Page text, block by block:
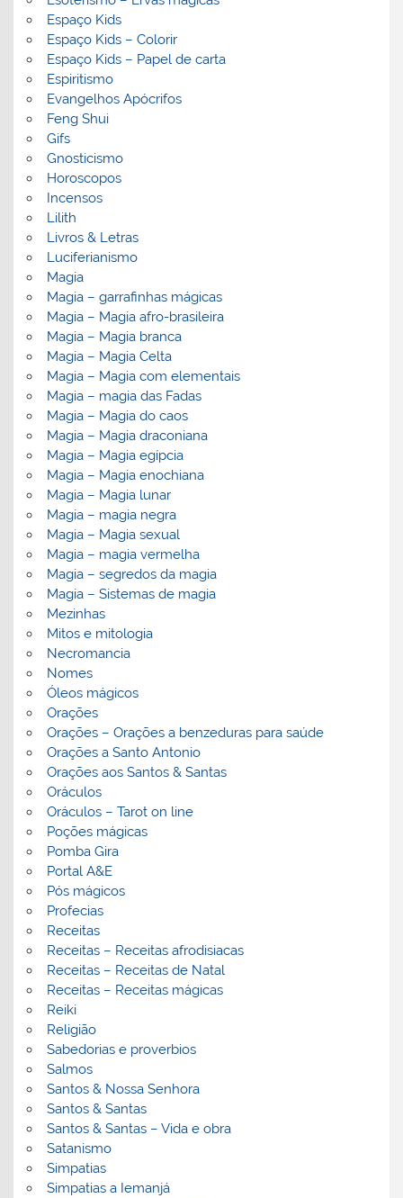
Espaço Kids
Espaço Kids – Colorir
Espaço Kids – Papel de carta
Espiritismo
Evangelhos Apócrifos
Feng Shui
Gifs
Gnosticismo
Horoscopos
Incensos
Lilith
Livros & Letras
Luciferianismo
Magia
Magia – garrafinhas mágicas
Magia – Magia afro-brasileira
Magia – Magia branca
Magia – Magia Celta
Magia – Magia com elementais
Magia – magia das Fadas
Magia – Magia do caos
Magia – Magia draconiana
Magia – Magia egípcia
Magia – Magia enochiana
Magia – Magia lunar
Magia – magia negra
Magia – Magia sexual
Magia – magia vermelha
Magia – segredos da magia
Magia – Sistemas de magia
Mezinhas
Mitos e mitologia
Necromancia
Nomes
Óleos mágicos
Orações
Orações – Orações a benzeduras para saúde
Orações a Santo Antonio
Orações aos Santos & Santas
Oráculos
Oráculos – Tarot on line
Poções mágicas
Pomba Gira
Portal A&E
Pós mágicos
Profecias
Receitas
Receitas – Receitas afrodisiacas
Receitas – Receitas de Natal
Receitas – Receitas mágicas
Reiki
Religião
Sabedorias e proverbios
Salmos
Santos & Nossa Senhora
Santos & Santas
Santos & Santas – Vida e obra
Satanismo
Simpatias
Simpatias a Iemanjá